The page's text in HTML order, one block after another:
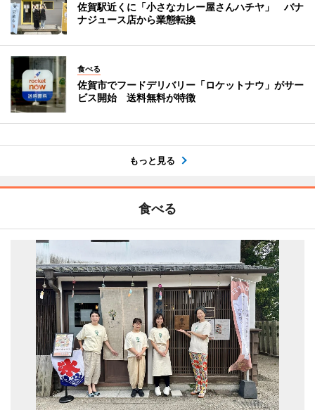
佐賀駅近くに「小さなカレー屋さんハチヤ」 バナ
ナジュース店から業態転換
食べる
佐賀市でフードデリバリー「ロケットナウ」がサー
ビス開始 送料無料が特徴
もっと見る
食べる